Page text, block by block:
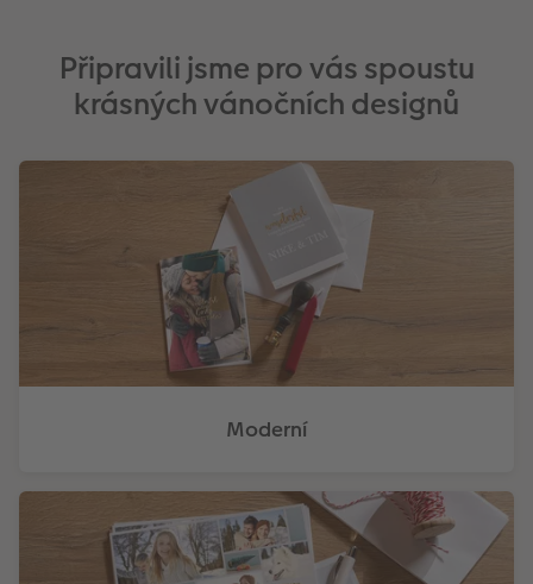
Připravili jsme pro vás spoustu
krásných vánočních designů
Moderní